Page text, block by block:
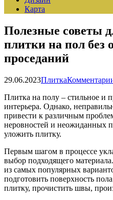
Карта
Полезные советы
плитки на пол без
проседаний
29.06.2023Плитка
Плитка на полу – стильное и
интерьера. Однако,
привести к различным
неровностей и неожиданных
уложить плитку.
Первым шагом в процессе
выбор подходящего
из самых популярных
подготовить поверхность
плитку, прочистить швы,